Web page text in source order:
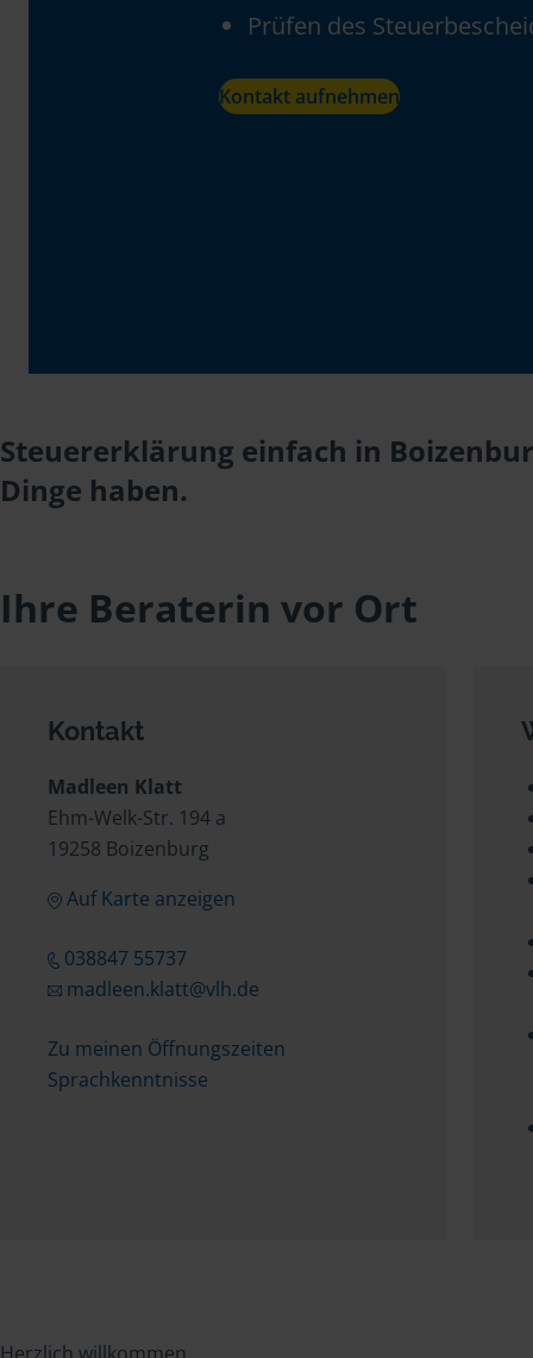
Prüfen des
Kontakt aufnehmen
Steuererklärung einfach in
Dinge haben.
Ihre Beraterin vor Ort
Kontakt
Madleen Klatt
Ehm-Welk-Str. 194 a
19258 Boizenburg
Auf Karte anzeigen
038847 55737
madleen.klatt@vlh.de
Zu meinen Öffnungszeiten
Sprachkenntnisse